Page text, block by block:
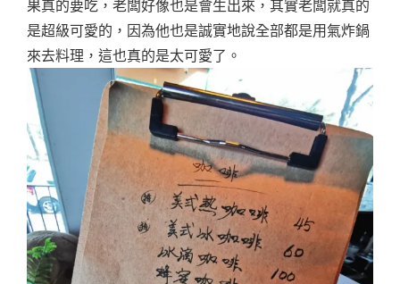
果真的要吃，老闆好像也是會生出來，其實老闆就真的
是超級可愛的，因為他也是誠實地說全部都是用氣炸鍋
來去料理，這也真的是太可愛了。